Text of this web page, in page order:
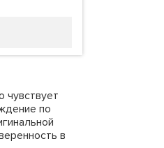
чувствует
по
в